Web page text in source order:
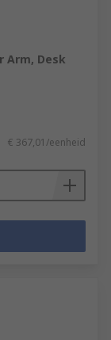
Arm, Desk
€ 367,01/eenheid